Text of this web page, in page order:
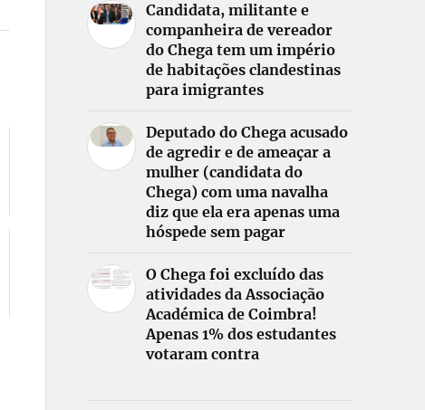
Candidata, militante e
companheira de vereador
do Chega tem um império
de habitações clandestinas
para imigrantes
Deputado do Chega acusado
de agredir e de ameaçar a
mulher (candidata do
Chega) com uma navalha
diz que ela era apenas uma
hóspede sem pagar
O Chega foi excluído das
atividades da Associação
Académica de Coimbra!
Apenas 1% dos estudantes
votaram contra